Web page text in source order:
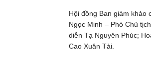
Hội đồng Ban giám khảo
Ngọc Minh – Phó Chủ
diễn Tạ Nguyên Phúc;
Cao Xuân Tài.